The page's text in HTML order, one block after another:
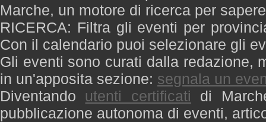
Marche, un motore di ricerca per
RICERCA: Filtra gli eventi per
Con il calendario puoi selezionare gli
Gli eventi sono curati dalla redazione,
in un'apposita sezione: segnala un
Diventando utenti certificati di
pubblicazione autonoma di eventi,